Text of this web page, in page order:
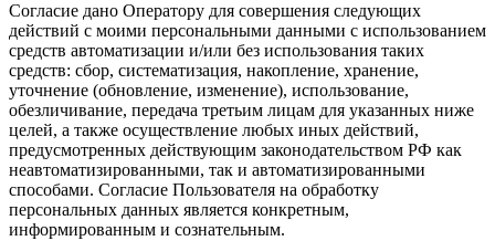
Согласие дано Оператору для совершения следующих
действий с моими персональными данными с использованием
средств автоматизации и/или без использования таких
средств: сбор, систематизация, накопление, хранение,
уточнение (обновление, изменение), использование,
обезличивание, передача третьим лицам для указанных ниже
целей, а также осуществление любых иных действий,
предусмотренных действующим законодательством РФ как
неавтоматизированными, так и автоматизированными
способами. Согласие Пользователя на обработку
персональных данных является конкретным,
информированным и сознательным.